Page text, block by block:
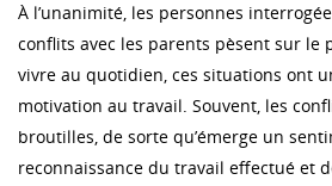
À l’unanimité, les personnes
conflits avec les parents pèsent sur le
vivre au quotidien, ces situations ont
motivation au travail. Souvent, les
broutilles, de sorte qu’émerge un
reconnaissance du travail effectué et